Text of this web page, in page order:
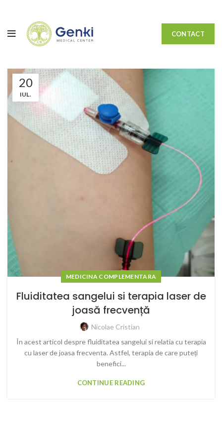
CONTACT
20
IUL.
MEDICINA COMPLEMENTARA
Fluiditatea sangelui si terapia laser de
joasă frecvență
Nicolae Cristian
În acest articol despre fluiditatea sangelui si relatia cu terapia
cu laser de joasa frecventa. Astfel, terapia de care puteți
benefici...
CONTINUE READING